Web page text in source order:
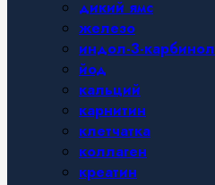
дикий ямс
железо
индол-3-карбинол
йод
кальций
карнитин
клетчатка
коллаген
креатин